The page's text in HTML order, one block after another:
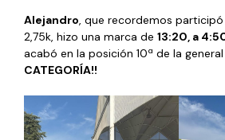
Alejandro, que recordemos
2,75k, hizo una marca de 13:20, a
acabó en la posición 10ª de la
CATEGORÍA!!